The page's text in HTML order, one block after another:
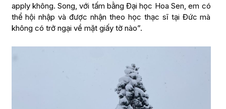
apply không. Song, với tấm bằng Đại học Hoa Sen, em có
thể hội nhập và được nhận theo học thạc sĩ tại Đức mà
không có trở ngại về mặt giấy tờ nào”.